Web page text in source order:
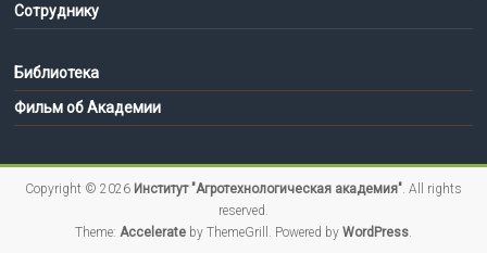
Сотруднику
Библиотека
Фильм об Академии
Copyright © 2026 Институт "Агротехнологическая академия". All rights
reserved.
Theme: Accelerateby ThemeGrill. Powered by WordPress.